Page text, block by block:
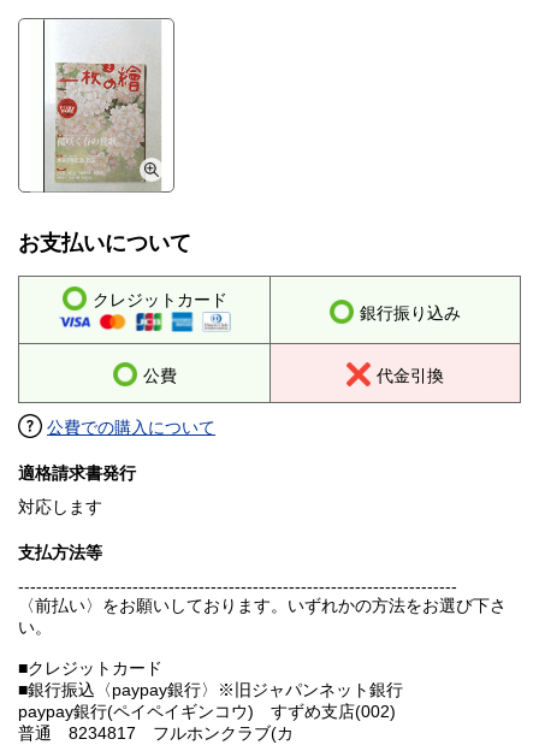
お支払いについて
クレジットカード
銀行振り込み
公費 代金引換
公費での購入について
適格請求書発行
対応します
支払方法等
-------------------------------------------------------------------------
〈前払い〉をお願いしております。いずれかの方法をお選び下さ
い。
■クレジットカード
■銀行振込〈paypay銀行〉※旧ジャパンネット銀行
paypay銀行(ペイペイギンコウ) すずめ支店(002)
普通 8234817 フルホンクラブ(カ